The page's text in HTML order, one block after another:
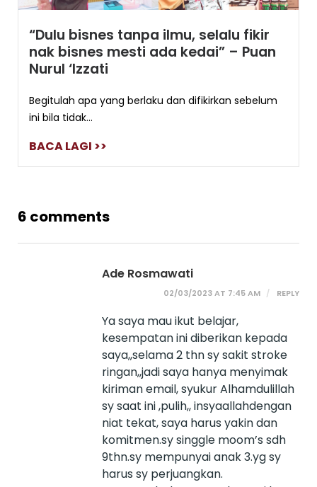
“Dulu bisnes tanpa ilmu, selalu fikir
nak bisnes mesti ada kedai” – Puan
Nurul ‘Izzati
Begitulah apa yang berlaku dan difikirkan sebelum
ini bila tidak...
BACA LAGI >>
6 comments
Ade Rosmawati
02/03/2023 AT 7:45 AM REPLY
Ya saya mau ikut belajar,
kesempatan ini diberikan kepada
saya,,selama 2 thn sy sakit stroke
ringan,,jadi saya hanya menyimak
kiriman email, syukur Alhamdulillah
sy saat ini ,pulih,, insyaallahdengan
niat tekat, saya harus yakin dan
komitmen.sy singgle moom’s sdh
9thn.sy mempunyai anak 3.yg sy
harus sy perjuangkan.